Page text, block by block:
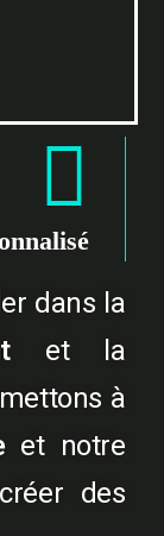
dans la
et la
à
et notre
des